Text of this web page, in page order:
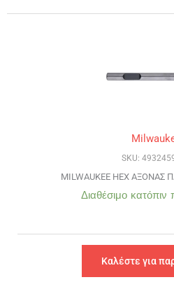
SKU:
MILWAUKEE HEX ΑΞΟΝΑΣ
Διαθέσιμο κατόπιν
Καλέστε για